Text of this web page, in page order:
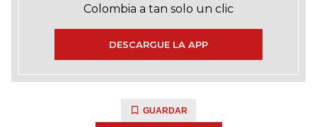
Colombia a tan solo un clic
DESCARGUE LA APP
GUARDAR